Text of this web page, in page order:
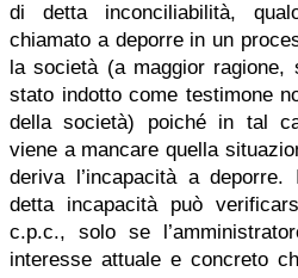
di detta inconciliabilità,
chiamato a deporre in un
la società (a maggior
stato indotto come testimone
della società) poiché in tal
viene a mancare quella
deriva l’incapacità a
detta incapacità può
c.p.c., solo se
interesse attuale e concreto